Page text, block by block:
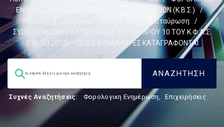
ΕΝΗΜΕΡΩΣΗ
ΚΩΔΙΚΑΣ ΒΙΒΛΙΩΝ ΚΑΙ ΣΤΟΙΧΕΙΩΝ (Κ.Β.Σ.)
/
Υποβολή Φορολογικών Στοιχείων Για Διασταύρωση
/
ΣΥΓΚΕΝΤΡΩΤΙΚΕΣ ΚΑΤΑΣΤΑΣΕΙΣ ΤΟΥ ΑΡΘΡΟΥ 10 ΤΟΥ Κ.Φ.Α.Σ.
(ΓΙΑ ΤΟ 2013) – ΠΟΙΕΣ ΣΥΝΑΛΛΑΓΕΣ ΚΑΤΑΓΡΑΦΟΝΤΑΙ
Συχνές Αναζητήσεις: Φορολογικη Ενημέρωση, Επιχειρήσεις